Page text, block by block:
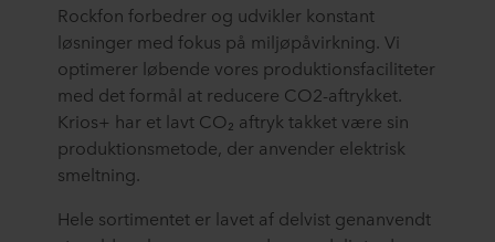
Rockfon forbedrer og udvikler konstant
løsninger med fokus på miljøpåvirkning. Vi
optimerer løbende vores produktionsfaciliteter
med det formål at reducere CO2-aftrykket.
Krios+ har et lavt CO₂ aftryk takket være sin
produktionsmetode, der anvender elektrisk
smeltning.
Hele sortimentet er lavet af delvist genanvendt